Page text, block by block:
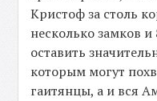
Кристоф за столь
несколько замков
оставить
которым могут
гаитянцы, а и вся